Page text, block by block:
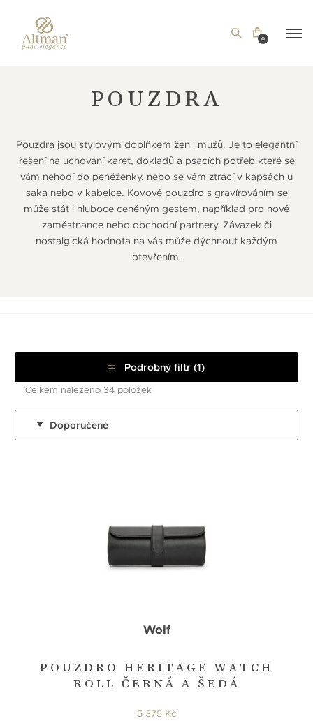
0
POUZDRA
Pouzdra jsou stylovým doplňkem žen i mužů. Je to elegantní
řešení na uchování karet, dokladů a psacích potřeb které se
vám nehodí do peněženky, nebo se vám ztrácí v kapsách u
saka nebo v kabelce. Kovové pouzdro s gravírováním se
může stát i hluboce ceněným gestem, například pro nové
zaměstnance nebo obchodní partnery. Závazek či
nostalgická hodnota na vás může dýchnout každým
otevřením.
Podrobný filtr (1)
Celkem nalezeno 34 položek
Doporučené
POUZDRO HERITAGE WATCH
ROLL ČERNÁ A ŠEDÁ
Wolf
5 375 Kč